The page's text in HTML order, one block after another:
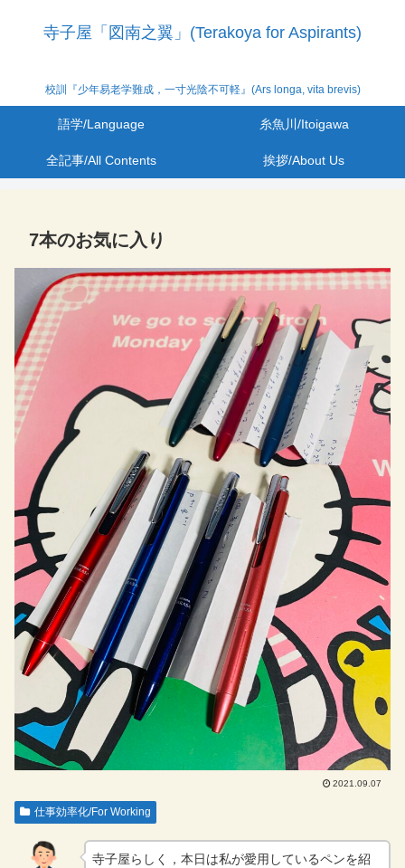
寺子屋「図南之翼」(Terakoya for Aspirants)
校訓『少年易老学難成，一寸光陰不可軽』(Ars longa, vita brevis)
語学/Language 糸魚川/Itoigawa
全記事/All Contents 挨拶/About Us
7本のお気に入り
2021.09.07
仕事効率化/For Working
寺子屋らしく，本日は私が愛用しているペンを紹